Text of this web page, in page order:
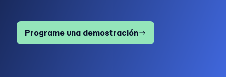
Programe una demostración